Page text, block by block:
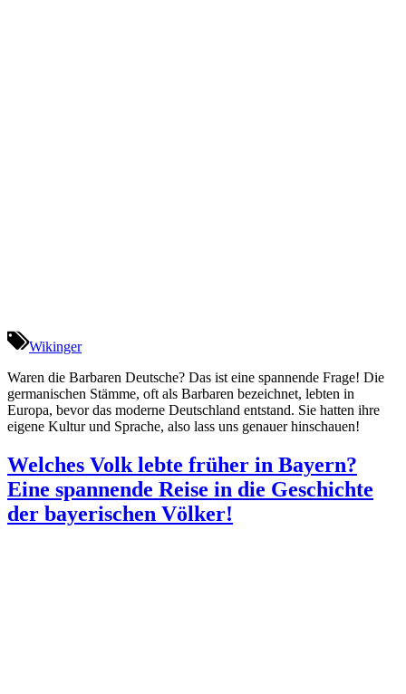
Wikinger
Waren die Barbaren Deutsche? Das ist eine spannende Frage! Die
germanischen Stämme, oft als Barbaren bezeichnet, lebten in
Europa, bevor das moderne Deutschland entstand. Sie hatten ihre
eigene Kultur und Sprache, also lass uns genauer hinschauen!
Welches Volk lebte früher in Bayern?
Eine spannende Reise in die Geschichte
der bayerischen Völker!